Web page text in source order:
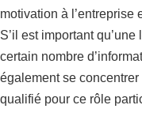
motivation à l’entreprise
S’il est important
certain nombre
également se
qualifié pour ce rôle